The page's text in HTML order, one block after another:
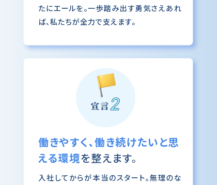
たにエールを。一歩踏み出す勇気さえあれ
ば、私たちが全力で支えます。
働きやすく、働き続けたいと思
える環境を整えます。
入社してからが本当のスタート。無理のな